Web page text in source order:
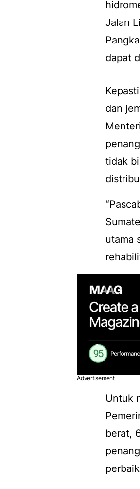
Jalan
dapat
dan
tidak
utama
Advertisement
Untuk
berat,